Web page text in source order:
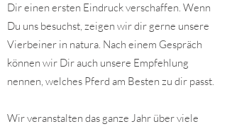
Dir einen ersten Eindruck verschaffen. Wenn
Du uns besuchst, zeigen wir dir gerne unsere
Vierbeiner in natura. Nach einem Gespräch
können wir Dir auch unsere Empfehlung
nennen, welches Pferd am Besten zu dir passt.
Wir veranstalten das ganze Jahr über viele